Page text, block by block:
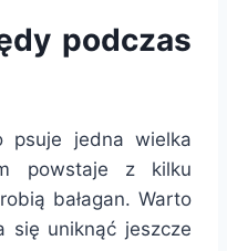
podczas
psuje jedna wielka
powstaje z kilku
bałagan. Warto
się uniknąć jeszcze